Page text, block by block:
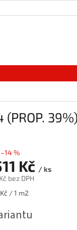
39%)
–14 %
Kč / ks
bez DPH
/ 1 m2